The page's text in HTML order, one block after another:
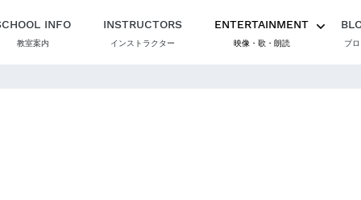
INFO
教室案内
INSTRUCTORS
インストラクター
ENTERTAINMENT
映像・歌・朗読 ブ